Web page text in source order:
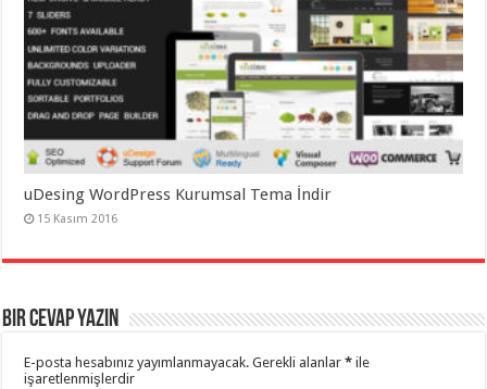
uDesing WordPress Kurumsal Tema İndir
15 Kasım 2016
Bir cevap yazın
E-posta hesabınız yayımlanmayacak. Gerekli alanlar* ile
işaretlenmişlerdir